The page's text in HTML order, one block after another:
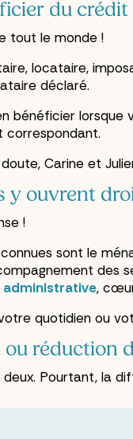
du
tout le monde !
locataire,
déclaré.
bénéficier lorsque
correspondant.
Carine et
y ouvrent
!
sont le
des
administrative,
quotidien ou
réduction
Pourtant, la